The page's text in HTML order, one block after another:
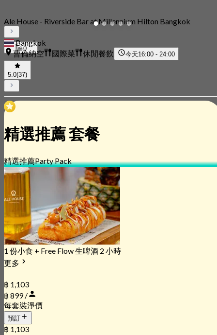
0
Ale House - Riverside Bar at Millennium Hilton Bangkok
Bangkok
曹倫納空
國際菜 休閒餐飲 今天16:00 - 24:00
5.0(37)
精選推薦 套餐
精選推薦Party Pack
1 份小食 + Free Flow 生啤酒 2 小時
更多
฿ 1,103
฿ 899 /
每套裝淨價
預訂
฿ 1,103